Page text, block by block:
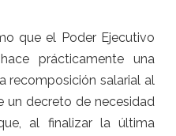
que el Poder Ejecutivo
prácticamente una
recomposición salarial al
un decreto de necesidad
al finalizar la última